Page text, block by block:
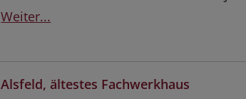
Weiter...
Alsfeld, ältestes Fachwerkhaus